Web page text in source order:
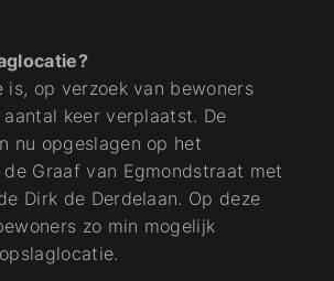
is, op verzoek van bewoners
keer verplaatst. De
nu opgeslagen op het
Graaf van Egmondstraat met
Dirk de Derdelaan. Op deze
zo min mogelijk